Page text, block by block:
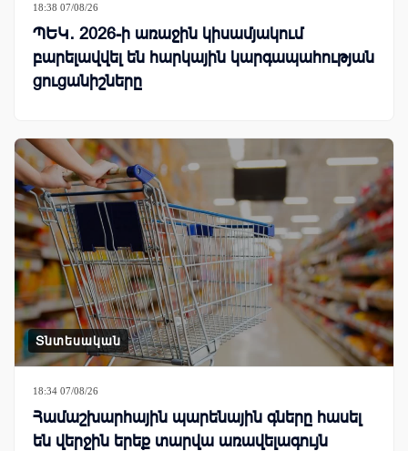
18:38 07/08/26
ՊԵԿ․ 2026-ի առաջին կիսամյակում
բարելավվել են հարկային կարգապահության
ցուցանիշները
Տնտեսական
18:34 07/08/26
Համաշխարհային պարենային գները հասել
են վերջին երեք տարվա առավելագույն